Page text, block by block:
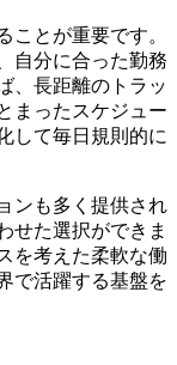
ことが重要です。
自分に合った勤務
、長距離のトラッ
まったスケジュー
して毎日規則的に
ンも多く提供され
せた選択ができま
を考えた柔軟な働
で活躍する基盤を